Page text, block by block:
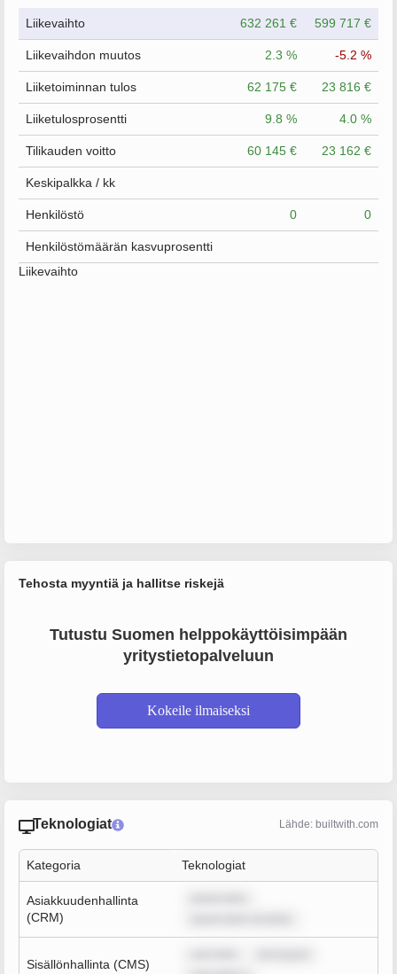
Liikevaihto 632 261 € 599 717 €
Liikevaihdon muutos 2.3 % -5.2 %
Liiketoiminnan tulos 62 175 € 23 816 €
Liiketulosprosentti 9.8 % 4.0 %
Tilikauden voitto 60 145 € 23 162 €
Keskipalkka / kk
Henkilöstö 0 0
Henkilöstömäärän kasvuprosentti
Liikevaihto
Tehosta myyntiä ja hallitse riskejä
Tutustu Suomen helppokäyttöisimpään
yritystietopalveluun
Kokeile ilmaiseksi
Teknologiat Lähde: builtwith.com
Kategoria Teknologiat
Asiakkuudenhallinta
(CRM)
Sisällönhallinta (CMS)